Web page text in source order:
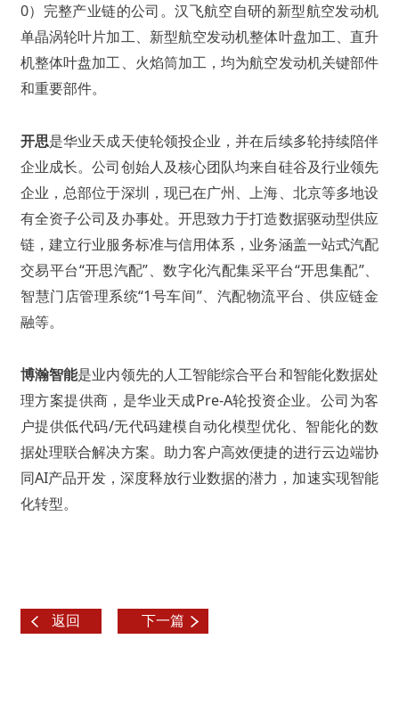
0）完整产业链的公司。汉飞航空自研的新型航空发动机
单晶涡轮叶片加工、新型航空发动机整体叶盘加工、直升
机整体叶盘加工、火焰筒加工，均为航空发动机关键部件
和重要部件。
开思是华业天成天使轮领投企业，并在后续多轮持续陪伴
企业成长。公司创始人及核心团队均来自硅谷及行业领先
企业，总部位于深圳，现已在广州、上海、北京等多地设
有全资子公司及办事处。开思致力于打造数据驱动型供应
链，建立行业服务标准与信用体系，业务涵盖一站式汽配
交易平台“开思汽配”、数字化汽配集采平台“开思集配”、
智慧门店管理系统“1号车间”、汽配物流平台、供应链金
融等。
博瀚智能是业内领先的人工智能综合平台和智能化数据处
理方案提供商，是华业天成Pre-A轮投资企业。公司为客
户提供低代码/无代码建模自动化模型优化、智能化的数
据处理联合解决方案。助力客户高效便捷的进行云边端协
同AI产品开发，深度释放行业数据的潜力，加速实现智能
化转型。
返回 下一篇